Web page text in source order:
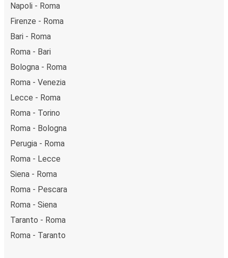
Napoli - Roma
Firenze - Roma
Bari - Roma
Roma - Bari
Bologna - Roma
Roma - Venezia
Lecce - Roma
Roma - Torino
Roma - Bologna
Perugia - Roma
Roma - Lecce
Siena - Roma
Roma - Pescara
Roma - Siena
Taranto - Roma
Roma - Taranto